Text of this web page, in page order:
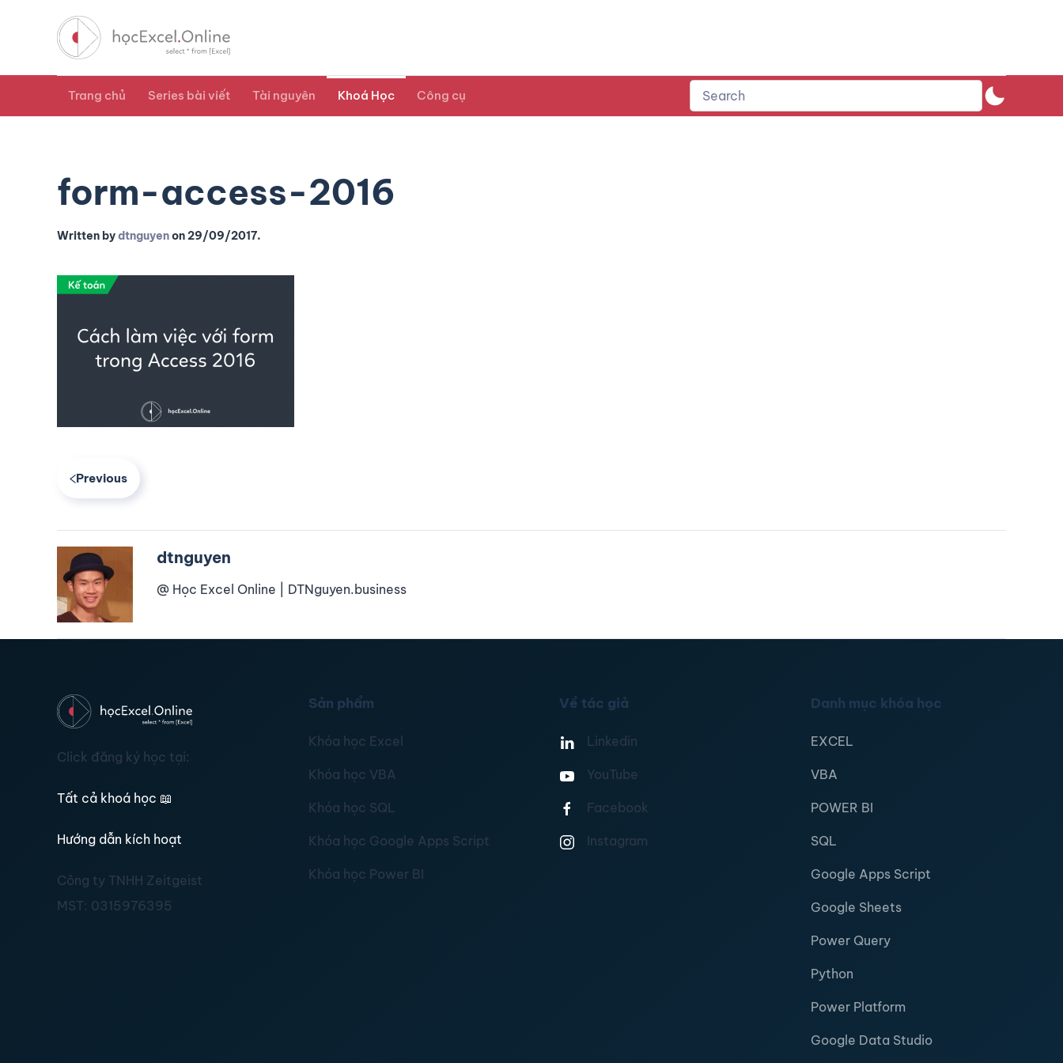
Trang chủ Series bài viết Tài nguyên Khoá Học Công cụ
form-access-2016
Written bydtnguyenon29/09/2017.
Previous
dtnguyen
@ Học Excel Online | DTNguyen.business
Click đăng ký học tại:
Tất cả khoá học 📖
Hướng dẫn kích hoạt
Công ty TNHH Zeitgeist
MST: 0315976395
Sản phẩm
Khóa học Excel
Khóa học VBA
Khóa học SQL
Khóa học Google Apps Script
Khóa học Power BI
Về tác giả
Linkedin
YouTube
Facebook
Instagram
Danh mục khóa học
EXCEL
VBA
POWER BI
SQL
Google Apps Script
Google Sheets
Power Query
Python
Power Platform
Google Data Studio